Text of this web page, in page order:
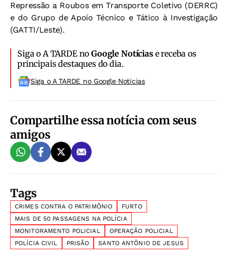
Repressão a Roubos em Transporte Coletivo (DERRC)
e do Grupo de Apoio Técnico e Tático à Investigação
(GATTI/Leste).
Siga o A TARDE noGoogle Notíciase receba os
principais destaques do dia.
Siga o A TARDE no Google Noticias
Compartilhe essa notícia com seus
amigos
Tags
CRIMES CONTRA O PATRIMÔNIO
FURTO
MAIS DE 50 PASSAGENS NA POLÍCIA
MONITORAMENTO POLICIAL
OPERAÇÃO POLICIAL
POLÍCIA CIVIL
PRISÃO SANTO ANTÔNIO DE JESUS